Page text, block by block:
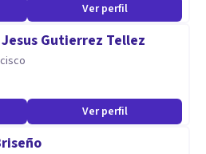
Ver perfil
Jesus Gutierrez Tellez
Ver perfil